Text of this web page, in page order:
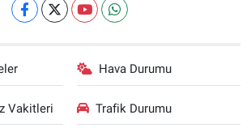
Hava Durumu
Vakitleri Trafik Durumu